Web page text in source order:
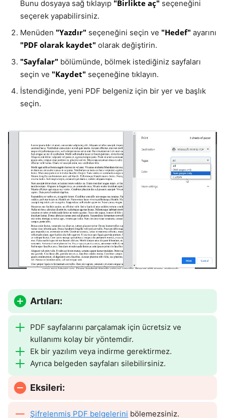
Bunu dosyaya sağ tıklayıp "Birlikte aç" seçeneğini
seçerek yapabilirsiniz.
Menüden "Yazdır" seçeneğini seçin ve "Hedef" ayarını
"PDF olarak kaydet" olarak değiştirin.
"Sayfalar" bölümünde, bölmek istediğiniz sayfaları
seçin ve "Kaydet" seçeneğine tıklayın.
İstendiğinde, yeni PDF belgeniz için bir yer ve başlık
seçin.
Artıları:
PDF sayfalarını parçalamak için ücretsiz ve
kullanımı kolay bir yöntemdir.
Ek bir yazılım veya indirme gerektirmez.
Ayrıca belgeden sayfaları silebilirsiniz.
Eksileri:
Şifrelenmiş PDF belgelerini bölemezsiniz.